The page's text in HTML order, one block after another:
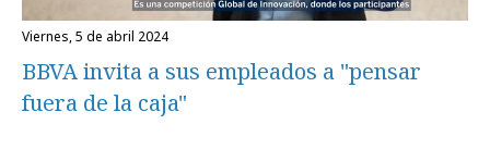
viernes, 5 de abril 2024
BBVA invita a sus empleados a "pensar
fuera de la caja"